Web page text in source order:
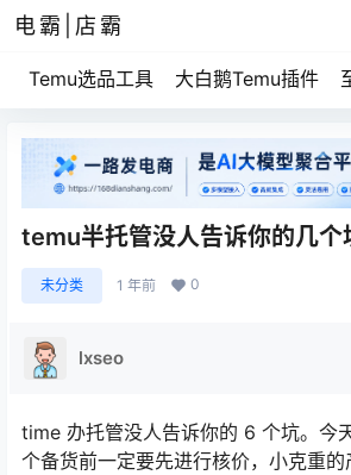
电霸|店霸
Temu选品工具 大白鹅Temu插件
temu半托管没人告诉你的几个
未分类 1 年前 0
lxseo
time 办托管没人告诉你的 6 个坑。今
个备货前一定要先进行核价，小克重